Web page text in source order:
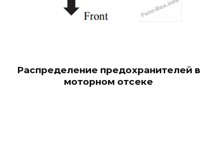
Распределение предохранителей в
моторном отсеке